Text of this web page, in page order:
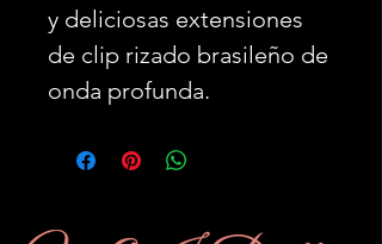
y deliciosas extensiones
de clip rizado brasileño de
onda profunda.